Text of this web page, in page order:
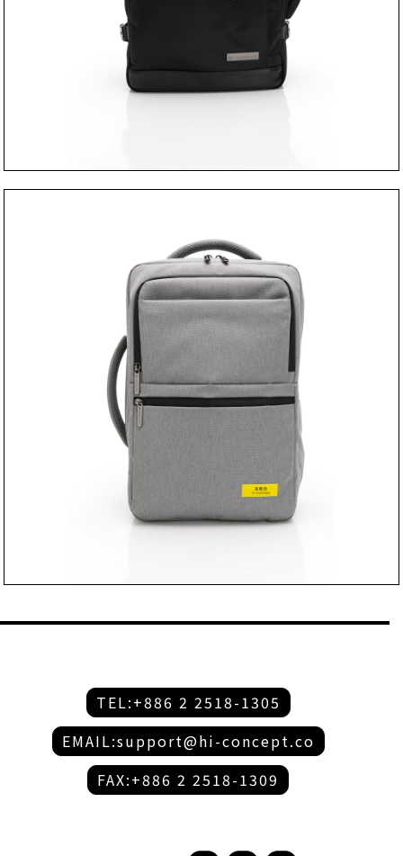
TEL:+886 2 2518-1305
EMAIL:support@hi-concept.co
FAX:+886 2 2518-1309